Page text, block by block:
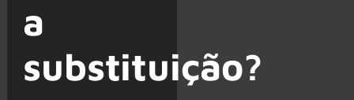
a
substituição?